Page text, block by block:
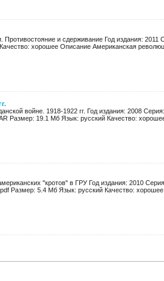
и сдерживание Год издания: 2011
хорошее Описание Американская
войне. 1918-1922 гг. Год издания: 2008
Размер: 19.1 Мб Язык: русский Качество: хорошее
"кротов" в ГРУ Год издания: 2010
Размер: 5.4 Мб Язык: русский Качество: хорошее